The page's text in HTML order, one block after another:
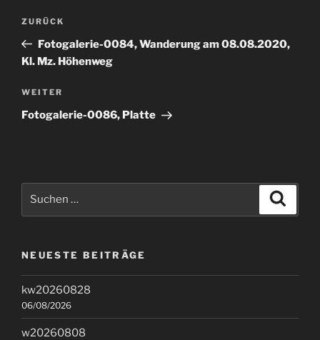
Beitragsnavigation
Vorheriger
Beitrag
ZURÜCK
Fotogalerie-0084, Wanderung am 08.08.2020,
Kl. Mz. Höhenweg
Nächster
Beitrag
WEITER
Fotogalerie-0086, Platte
NEUESTE BEITRÄGE
kw20260828
06/08/2026
w20260808